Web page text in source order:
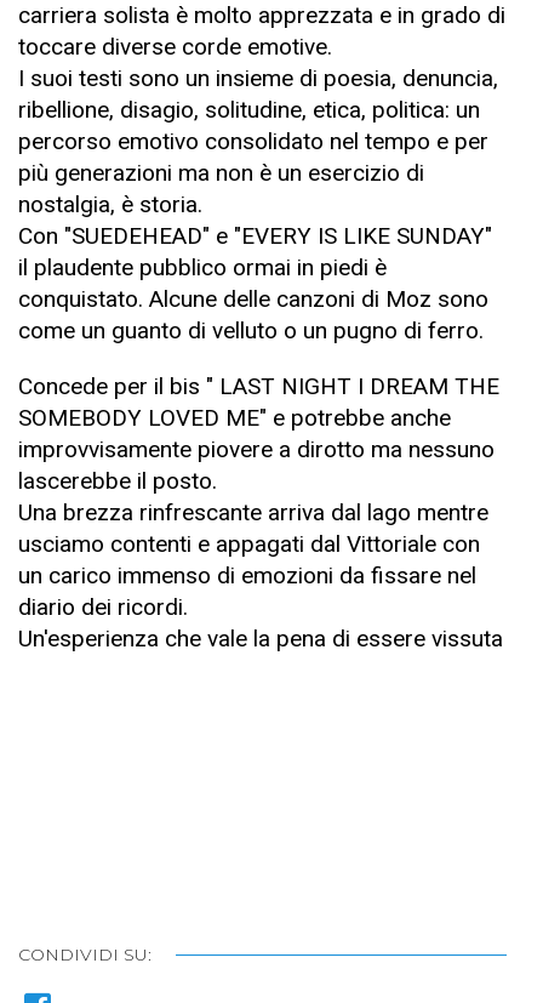
carriera solista è molto apprezzata e in grado di
toccare diverse corde emotive.
I suoi testi sono un insieme di poesia, denuncia,
ribellione, disagio, solitudine, etica, politica: un
percorso emotivo consolidato nel tempo e per
più generazioni ma non è un esercizio di
nostalgia, è storia.
Con "SUEDEHEAD" e "EVERY IS LIKE SUNDAY"
il plaudente pubblico ormai in piedi è
conquistato. Alcune delle canzoni di Moz sono
come un guanto di velluto o un pugno di ferro.
Concede per il bis " LAST NIGHT I DREAM THE
SOMEBODY LOVED ME" e potrebbe anche
improvvisamente piovere a dirotto ma nessuno
lascerebbe il posto.
Una brezza rinfrescante arriva dal lago mentre
usciamo contenti e appagati dal Vittoriale con
un carico immenso di emozioni da fissare nel
diario dei ricordi.
Un'esperienza che vale la pena di essere vissuta
CONDIVIDI SU: